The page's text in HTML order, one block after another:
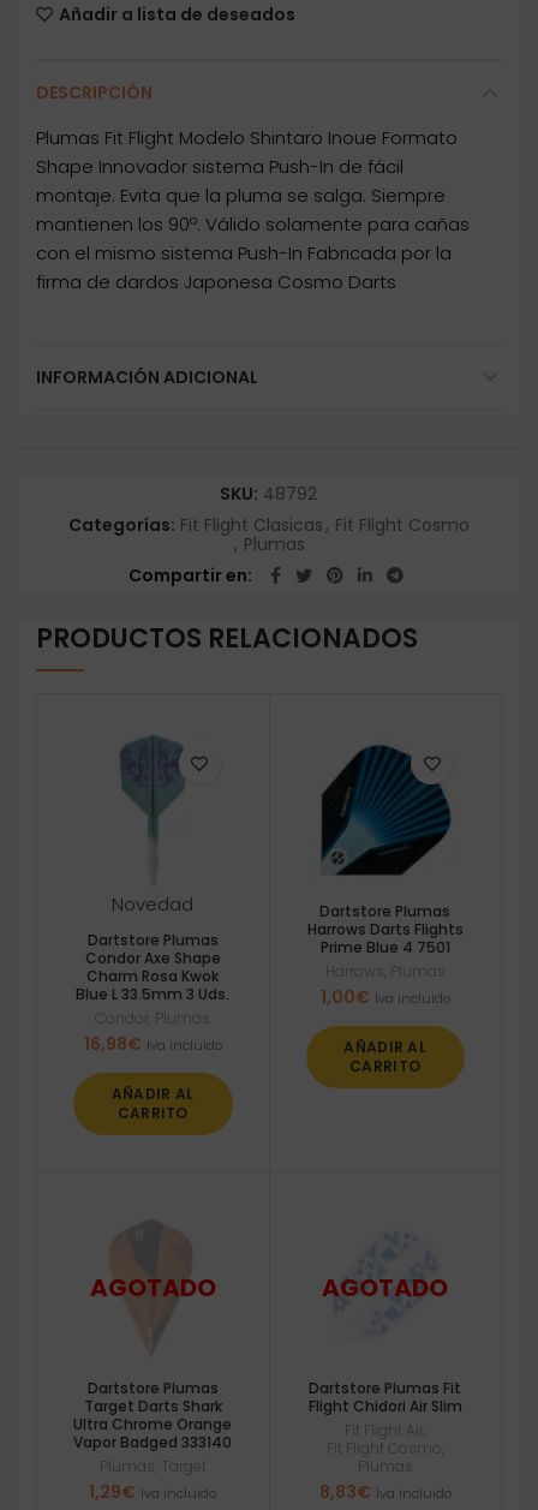
Añadir a lista de deseados
DESCRIPCIÓN
Plumas Fit Flight Modelo Shintaro Inoue Formato
Shape Innovador sistema Push-In de fácil
montaje. Evita que la pluma se salga. Siempre
mantienen los 90º. Válido solamente para cañas
con el mismo sistema Push-In Fabricada por la
firma de dardos Japonesa Cosmo Darts
INFORMACIÓN ADICIONAL
SKU: 48792
Categorías: Fit Flight Clasicas, Fit Flight Cosmo
, Plumas
Compartir en
PRODUCTOS RELACIONADOS
Novedad
Dartstore Plumas
Condor Axe Shape
Charm Rosa Kwok
Blue L 33.5mm 3 Uds.
Condor Plumas
16,98€ Iva incluido
AÑADIR AL
CARRITO
Dartstore Plumas
Harrows Darts Flights
Prime Blue 4 7501
Harrows Plumas
1,00€ Iva incluido
AÑADIR AL
CARRITO
Dartstore Plumas
Target Darts Shark
Ultra Chrome Orange
Vapor Badged 333140
Plumas Target
1,29€ Iva incluido
Dartstore Plumas Fit
Flight Chidori Air Slim
Fit Flight Air
Fit Flight Cosmo
Plumas
8,83€ Iva incluido